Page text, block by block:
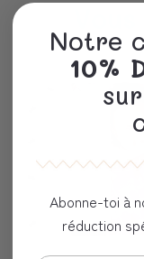
Notre
10%
Abonne-toi à
réduction